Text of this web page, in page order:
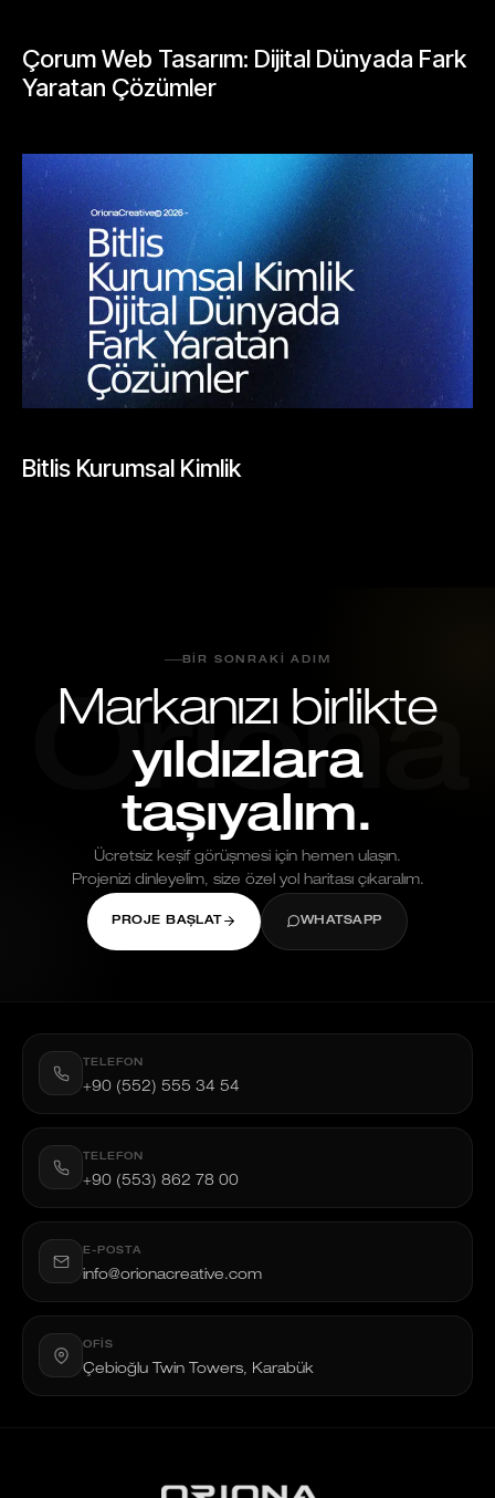
Çorum Web Tasarım: Dijital Dünyada Fark
Yaratan Çözümler
Bitlis Kurumsal Kimlik
Oriona
BIR SONRAKI ADIM
Markanızı birlikte
yıldızlara
taşıyalım.
Ücretsiz keşif görüşmesi için hemen ulaşın.
Projenizi dinleyelim, size özel yol haritası çıkaralım.
PROJE BAŞLAT WHATSAPP
TELEFON
+90 (552) 555 34 54
TELEFON
+90 (553) 862 78 00
E-POSTA
info@orionacreative.com
OFIS
Çebioğlu Twin Towers, Karabük